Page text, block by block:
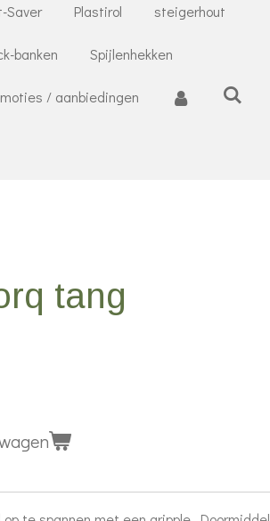
Saver Plastirol steigerhout
banken Spijlenhekken
/ aanbiedingen
tang